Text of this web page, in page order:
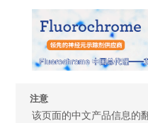
注意
该页面的中文产品信息的